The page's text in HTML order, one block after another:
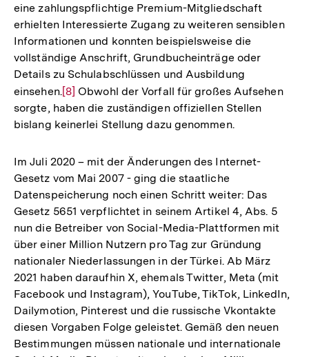
eine zahlungspflichtige Premium-Mitgliedschaft
erhielten Interessierte Zugang zu weiteren sensiblen
Informationen und konnten beispielsweise die
vollständige Anschrift, Grundbucheinträge oder
Details zu Schulabschlüssen und Ausbildung
einsehen.Zur
Auflösung
der
[8] Obwohl der Vorfall für großes Aufsehen
sorgte, haben die zuständigen offiziellen Stellen
bislang keinerlei Stellung dazu genommen.
Im Juli 2020 – mit der Änderungen des Internet-
Gesetz vom Mai 2007 - ging die staatliche
Datenspeicherung noch einen Schritt weiter: Das
Gesetz 5651 verpflichtet in seinem Artikel 4, Abs. 5
nun die Betreiber von Social-Media-Plattformen mit
über einer Million Nutzern pro Tag zur Gründung
nationaler Niederlassungen in der Türkei. Ab März
2021 haben daraufhin X, ehemals Twitter, Meta (mit
Facebook und Instagram), YouTube, TikTok, LinkedIn,
Dailymotion, Pinterest und die russische Vkontakte
diesen Vorgaben Folge geleistet. Gemäß den neuen
Bestimmungen müssen nationale und internationale